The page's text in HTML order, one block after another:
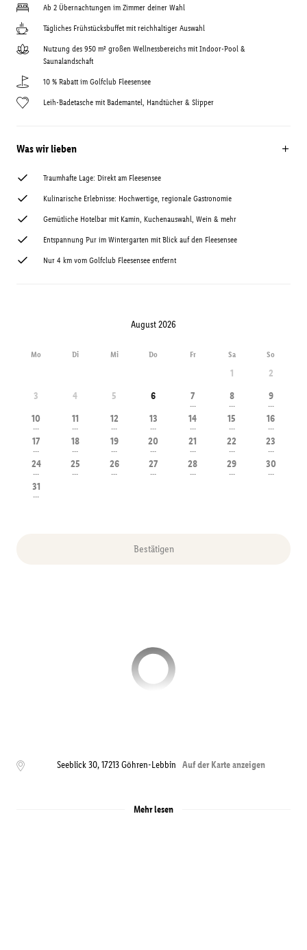
Ab 2 Übernachtungen im Zimmer deiner Wahl
Tägliches Frühstücksbuffet mit reichhaltiger Auswahl
Nutzung des 950 m² großen Wellnessbereichs mit Indoor-Pool &
Saunalandschaft
10 % Rabatt im Golfclub Fleesensee
Leih-Badetasche mit Bademantel, Handtücher & Slipper
Was wir lieben
Traumhafte Lage: Direkt am Fleesensee
Kulinarische Erlebnisse: Hochwertige, regionale Gastronomie
Gemütliche Hotelbar mit Kamin, Kuchenauswahl, Wein & mehr
Entspannung Pur im Wintergarten mit Blick auf den Fleesensee
Nur 4 km vom Golfclub Fleesensee entfernt
August 2026
Mo Di Mi Do Fr Sa So
1
2
3
4 5 6 7
---
8
---
9
---
10
---
11
---
12
---
13
---
14
---
15
---
16
---
17
---
18
---
19
---
20
---
21
---
22
---
23
---
24
---
25
---
26
---
27
---
28
---
29
---
30
---
31
---
Bestätigen
Seeblick 30,17213 Göhren-Lebbin Auf der Karte anzeigen
Mehr lesen